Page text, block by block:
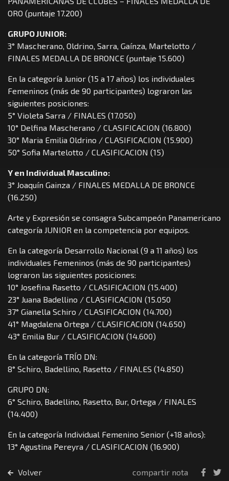
ORO (puntaje 17.200)
GRUPO JUNIOR:
3° Mascherano, Oldrino, Sarra, Gaínza, Martelotto /
FINALES MEDALLA DE BRONCE (puntaje 15.600)
En la categoría Junior (15 a 17 años) los individuales
Femeninos (más de 90 participantes) lograron las
siguientes posiciones:
5° Violeta Sarra / FINALES (17.050)
10° Delfina Mascherano / CLASIFICACION (16.800)
30° Maria Emilia Oldrino / CLASIFICACION (15.900)
50° Sofia Martelotto / CLASIFICACION (15)
Y en Individual Masculino:
3° Joaquín Gainza / FINALES MEDALLA DE BRONCE
(16.250)
Arte y Expresión se consagra Subcampeón Panamericano
categoría JUNIOR en la competencia por equipos.
En la categoría Desarrollo Nacional (9 a 11 años) los
individuales Femeninos (más de 90 participantes)
lograron las siguientes posiciones:
10° Josefina Rasetto / CLASIFICACION (15.400)
23° Juana Badellino / CLASIFICACION (15.050
37° Gianella Schiro / CLASIFICACION (14.700)
41° Magdalena Ortega / CLASIFICACION (14.650)
43° Emilia Bur / CLASIFICACION (14.600)
En la categoría TRÍO DN:
8° Schiro, Badellino, Rasetto / FINALES (14.850)
GRUPO DN:
6° Schiro, Badellino, Rasetto, Bur, Ortega / FINALES
(14.400)
En la categoría Individual Femenino Senior (+18 años):
13° Agustina Pereyra / CLASIFICACION (16.900)
Volver compartir nota